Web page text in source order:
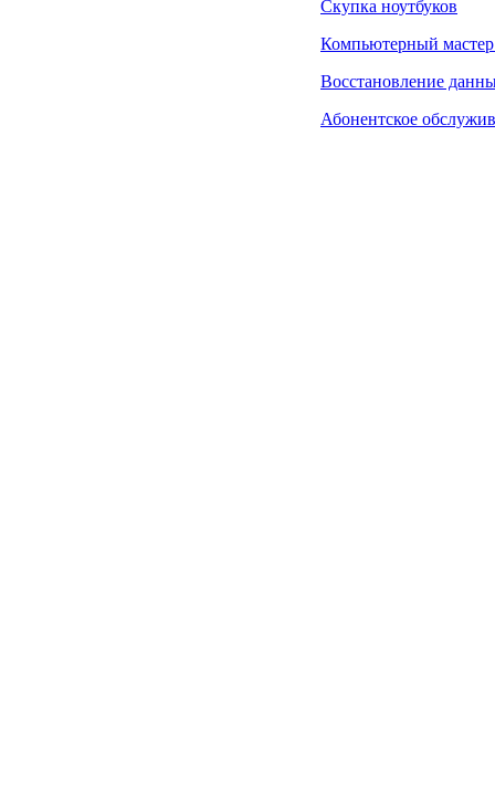
Скупка ноутбуков
Компьютерный
Восстановление
Абонентское